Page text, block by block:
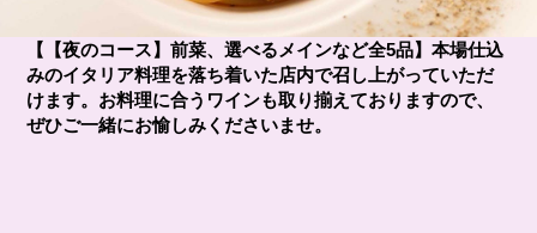
【【夜のコース】前菜、選べるメインなど全5品】本場仕込
みのイタリア料理を落ち着いた店内で召し上がっていただ
けます。お料理に合うワインも取り揃えておりますので、
ぜひご一緒にお愉しみくださいませ。